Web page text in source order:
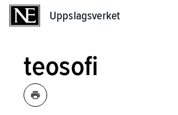
Uppslagsverket
teosofi